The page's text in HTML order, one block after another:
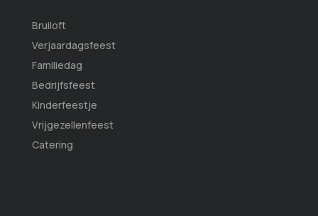
Bruiloft
Verjaardagsfeest
Familiedag
Bedrijfsfeest
Kinderfeestje
Vrijgezellenfeest
Catering